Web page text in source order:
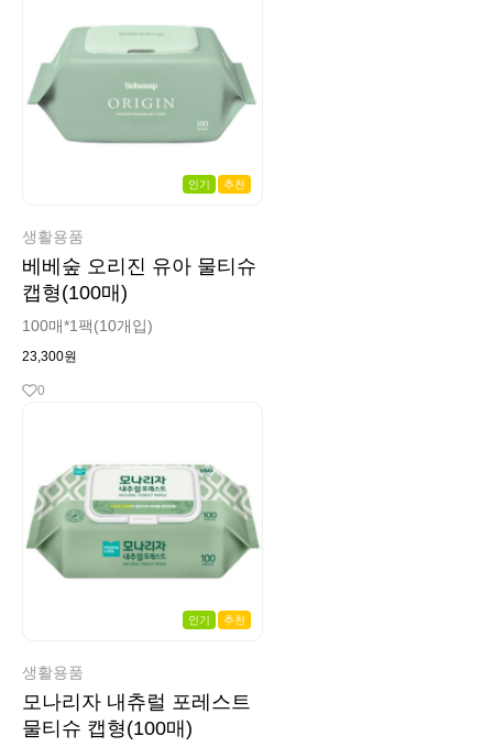
추천
인기
생활용품
베베숲 오리진 유아 물티슈
캡형(100매)
100매*1팩(10개입)
23,300원
0
추천
인기
생활용품
모나리자 내츄럴 포레스트
물티슈 캡형(100매)